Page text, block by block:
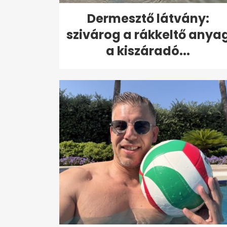
Dermesztő látvány:
szivárog a rákkeltő
a kiszáradó...